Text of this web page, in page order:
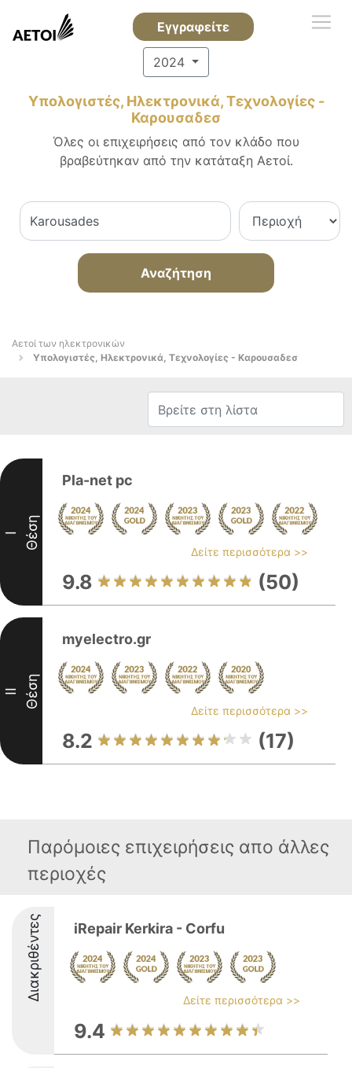
Εγγραφείτε
2024
Υπολογιστές, Ηλεκτρονικά, Τεχνολογίες -
Καρουσαδεσ
Όλες οι επιχειρήσεις από τον κλάδο που
βραβεύτηκαν από την κατάταξη Αετοί.
Αναζήτηση
Αετοί των ηλεκτρονικών
Υπολογιστές, Ηλεκτρονικά, Τεχνολογίες - Καρουσαδεσ
I Θέση
Pla-net pc
Δείτε περισσότερα >>
9.8 (50)
II Θέση
myelectro.gr
Δείτε περισσότερα >>
8.2 (17)
Παρόμοιες επιχειρήσεις απο άλλες
περιοχές
Διακριθέντες iRepair Kerkira - Corfu
Δείτε περισσότερα >>
9.4